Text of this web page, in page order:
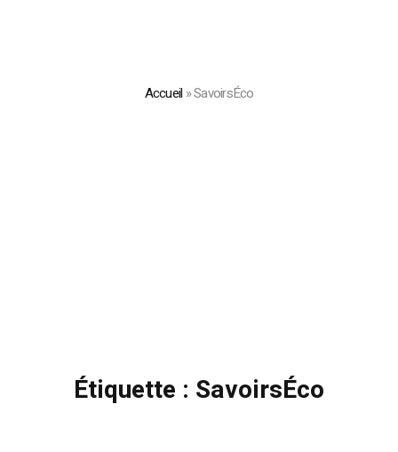
Accueil »SavoirsÉco
Étiquette : SavoirsÉco